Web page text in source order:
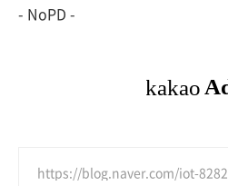
- NoPD -
https://blog.naver.com/iot-8282